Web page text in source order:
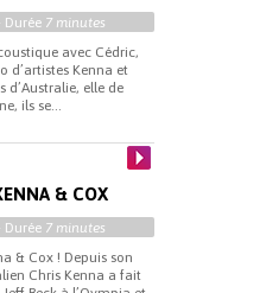
Durée 7 minutes
avec Cédric,
d’artistes Kenna et
d’Australie, elle de
ils se...
& COX
Durée 7 minutes
& Cox ! Depuis son
Chris Kenna a fait